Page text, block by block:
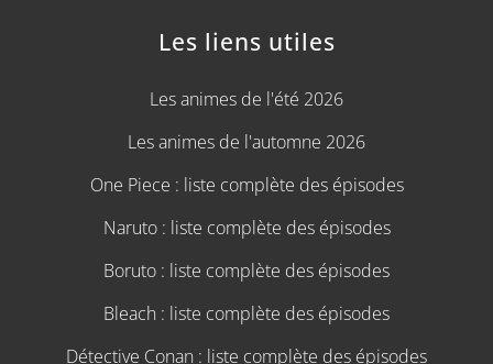
Les liens utiles
Les animes de l'été 2026
Les animes de l'automne 2026
One Piece : liste complète des épisodes
Naruto : liste complète des épisodes
Boruto : liste complète des épisodes
Bleach : liste complète des épisodes
Détective Conan : liste complète des épisodes